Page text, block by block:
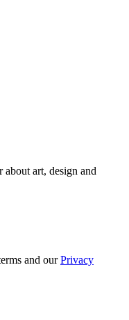
about art, design and
and ourPrivacy